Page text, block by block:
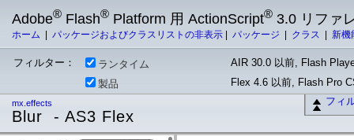
Adobe® Flash® Platform 用 ActionScript® 3.0 リファ
ホーム パッケージおよびクラスリストの非表示 パッケージ クラス 新
フィルター： ランタイム
AIR 30.0 以前, Flash
製品
Flex 4.6 以前, Flash Pro
フィ
mx.effects
Blur - AS3 Flex